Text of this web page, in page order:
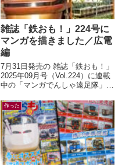
雑誌「鉄おも！」224号に
マンガを描きました／広電
編
7月31日発売の 雑誌「鉄おも！」
2025年09月号（Vol.224）に連載
中の「マンガでんしゃ遠足隊」最
の路面電車で いくぜ！広...
作った